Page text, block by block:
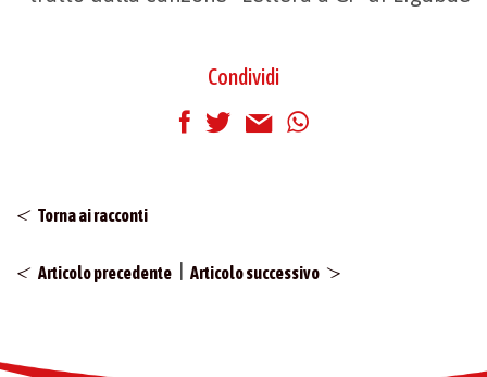
Condividi
Torna ai racconti
Articolo precedente Articolo successivo